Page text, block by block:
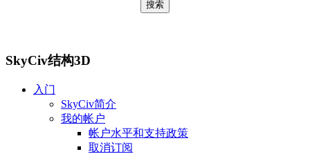
SkyCiv结构3D
入门
SkyCiv简介
我的帐户
帐户水平和支持政策
取消订阅